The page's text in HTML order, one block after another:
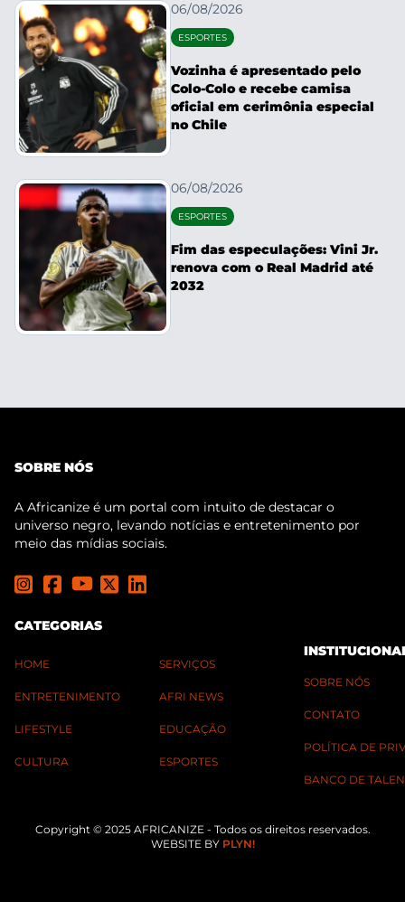
06/08/2026
ESPORTES
Vozinha é apresentado pelo
Colo-Colo e recebe camisa
oficial em cerimônia especial
no Chile
06/08/2026
ESPORTES
Fim das especulações: Vini Jr.
renova com o Real Madrid até
2032
SOBRE NÓS
A Africanize é um portal com intuito de destacar o
universo negro, levando notícias e entretenimento por
meio das mídias sociais.
CATEGORIAS
HOME
ENTRETENIMENTO
LIFESTYLE
CULTURA
SERVIÇOS
AFRI NEWS
EDUCAÇÃO
ESPORTES
SOBRE NÓS
CONTATO
POLÍTICA DE
BANCO DE
Copyright © 2025 AFRICANIZE - Todos os direitos reservados.
WEBSITE BY PLYN!